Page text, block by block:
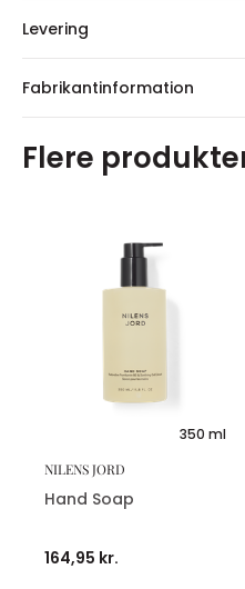
Levering
Fabrikantinformation
Flere
350 ml
NILENS JORD
Hand Soap
164,95 kr.